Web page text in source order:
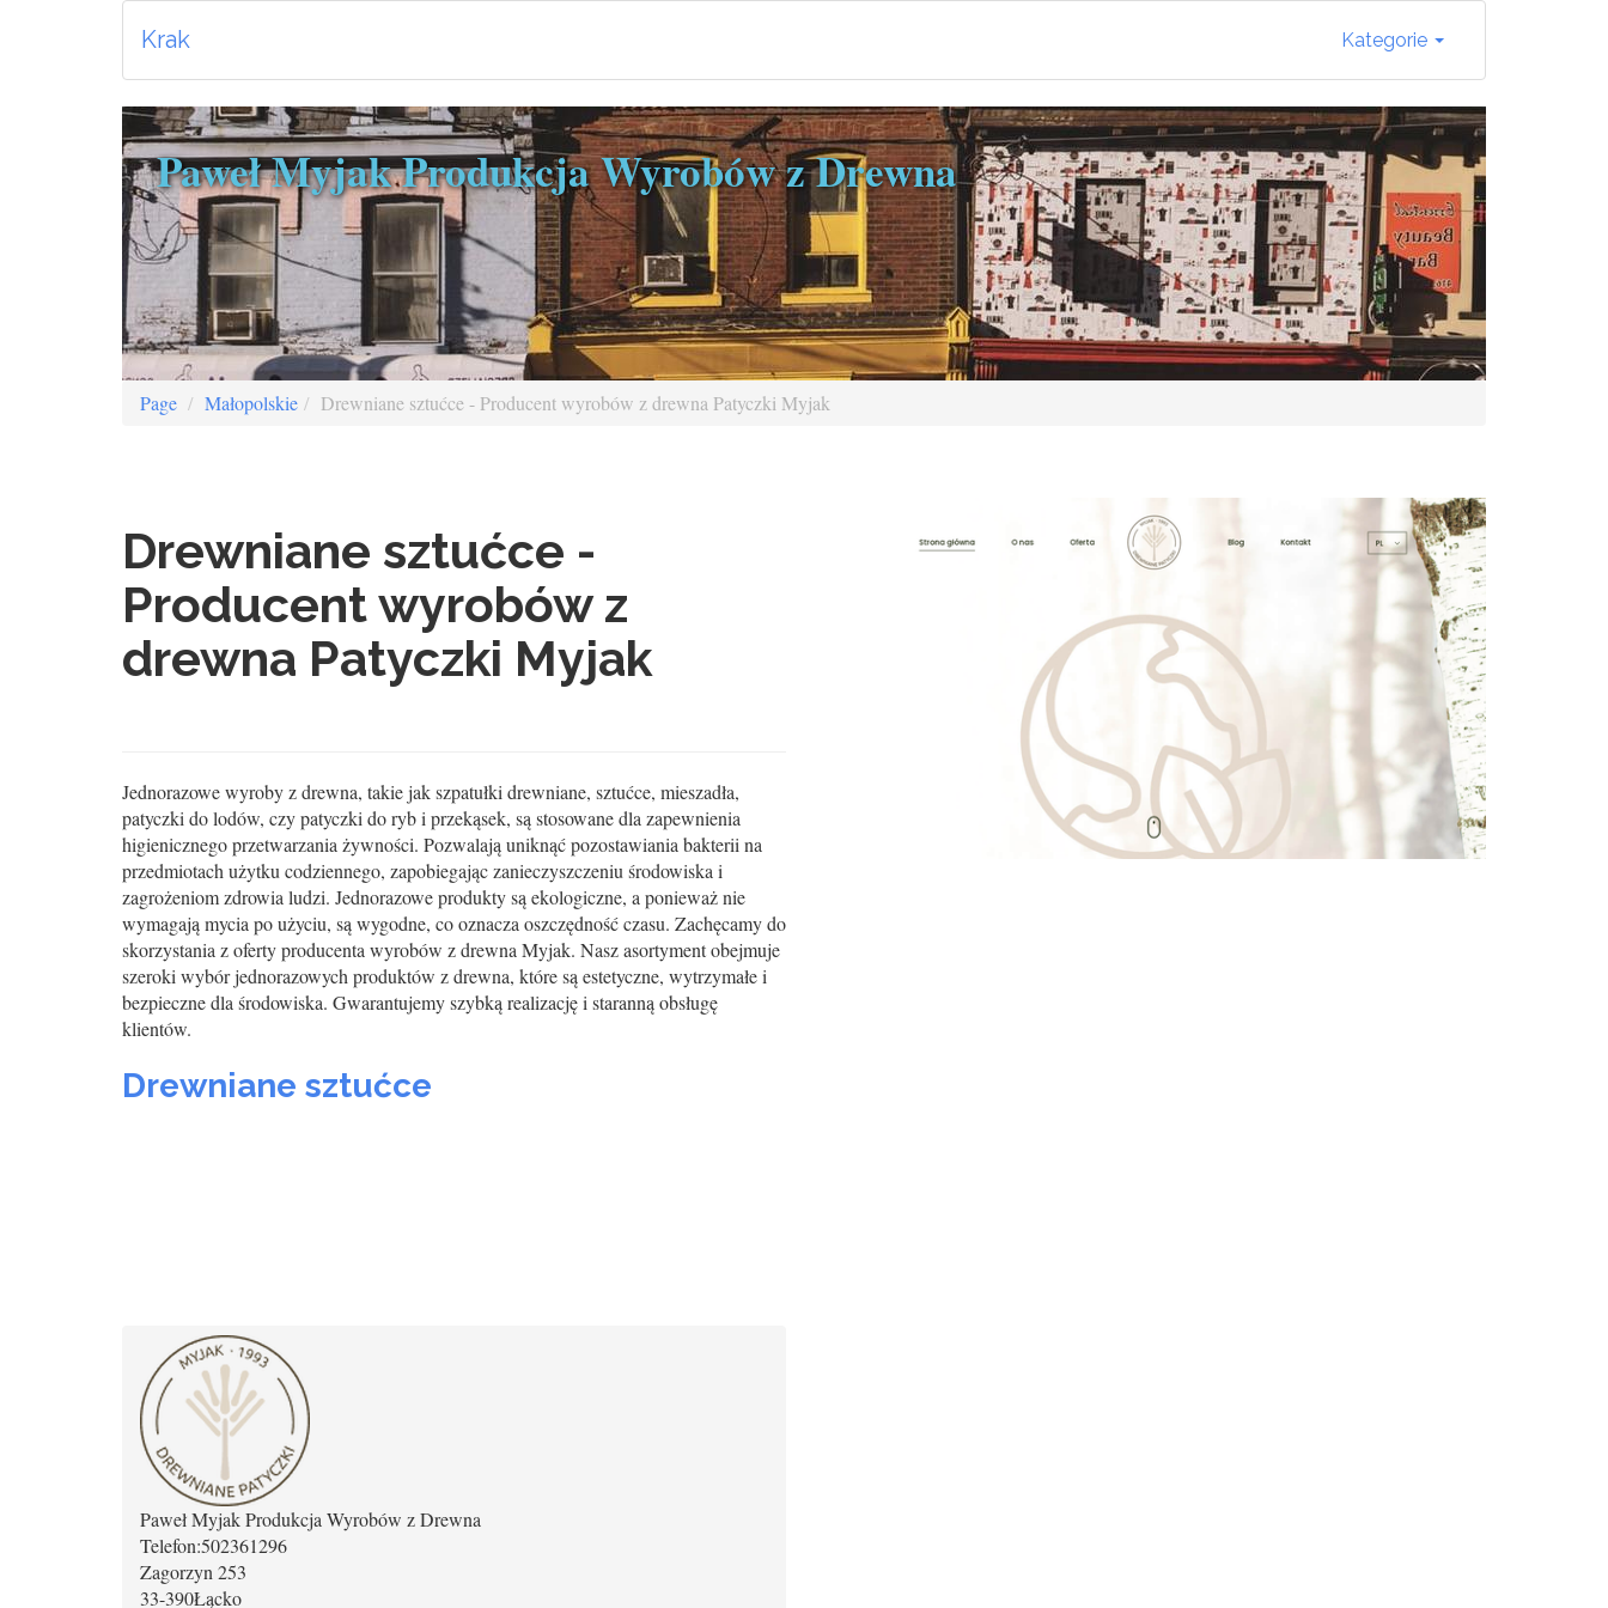
Krak Kategorie
Paweł Myjak Produkcja Wyrobów z Drewna
Page Małopolskie Drewniane sztućce - Producent wyrobów z drewna Patyczki Myjak
Drewniane sztućce -
Producent wyrobów z
drewna Patyczki Myjak
Jednorazowe wyroby z drewna, takie jak szpatułki drewniane, sztućce, mieszadła,
patyczki do lodów, czy patyczki do ryb i przekąsek, są stosowane dla zapewnienia
higienicznego przetwarzania żywności. Pozwalają uniknąć pozostawiania bakterii na
przedmiotach użytku codziennego, zapobiegając zanieczyszczeniu środowiska i
zagrożeniom zdrowia ludzi. Jednorazowe produkty są ekologiczne, a ponieważ nie
wymagają mycia po użyciu, są wygodne, co oznacza oszczędność czasu. Zachęcamy do
skorzystania z oferty producenta wyrobów z drewna Myjak. Nasz asortyment obejmuje
szeroki wybór jednorazowych produktów z drewna, które są estetyczne, wytrzymałe i
bezpieczne dla środowiska. Gwarantujemy szybką realizację i staranną obsługę
klientów.
Drewniane sztućce
Paweł Myjak Produkcja Wyrobów z Drewna
Telefon:502361296
Zagorzyn 253
33-390Łącko